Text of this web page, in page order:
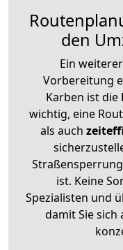
den
Ein
Vorbereitung
Karben ist die
wichtig, eine
als auch
ist. Keine
Spezialisten und
damit Sie sich